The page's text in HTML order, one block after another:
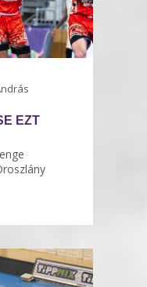
EZT